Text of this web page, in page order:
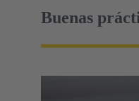
conexiones de
ser fáciles de manejar.
Buenas